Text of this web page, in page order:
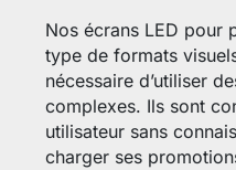
Nos écrans LED pour
type de formats
nécessaire d’utiliser
complexes. Ils sont
utilisateur sans
charger ses